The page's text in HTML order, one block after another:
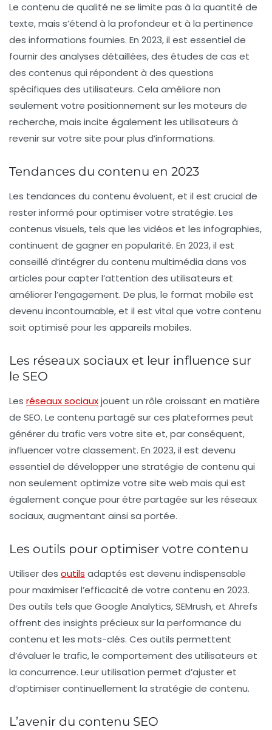
Le contenu de qualité ne se limite pas à la quantité de
texte, mais s’étend à la profondeur et à la pertinence
des informations fournies. En 2023, il est essentiel de
fournir des analyses détaillées, des études de cas et
des contenus qui répondent à des questions
spécifiques des utilisateurs. Cela améliore non
seulement votre positionnement sur les moteurs de
recherche, mais incite également les utilisateurs à
revenir sur votre site pour plus d’informations.
Tendances du contenu en 2023
Les tendances du contenu évoluent, et il est crucial de
rester informé pour optimiser votre stratégie. Les
contenus visuels, tels que les vidéos et les infographies,
continuent de gagner en popularité. En 2023, il est
conseillé d’intégrer du contenu multimédia dans vos
articles pour capter l’attention des utilisateurs et
améliorer l’engagement. De plus, le format mobile est
devenu incontournable, et il est vital que votre contenu
soit optimisé pour les appareils mobiles.
Les réseaux sociaux et leur influence sur
le SEO
Les réseaux sociauxjouent un rôle croissant en matière
de SEO. Le contenu partagé sur ces plateformes peut
générer du trafic vers votre site et, par conséquent,
influencer votre classement. En 2023, il est devenu
essentiel de développer une stratégie de contenu qui
non seulement optimize votre site web mais qui est
également conçue pour être partagée sur les réseaux
sociaux, augmentant ainsi sa portée.
Les outils pour optimiser votre contenu
Utiliser des outils adaptés est devenu indispensable
pour maximiser l’efficacité de votre contenu en 2023.
Des outils tels que Google Analytics, SEMrush, et Ahrefs
offrent des insights précieux sur la performance du
contenu et les mots-clés. Ces outils permettent
d’évaluer le trafic, le comportement des utilisateurs et
la concurrence. Leur utilisation permet d’ajuster et
d’optimiser continuellement la stratégie de contenu.
L’avenir du contenu SEO